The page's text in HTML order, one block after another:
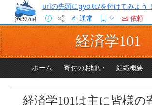
urlの先頭にgyo.tc/を付けてみよう！
通常
依頼